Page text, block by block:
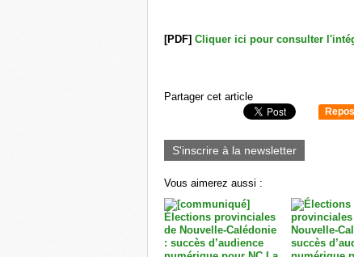
[PDF] Cliquer ici pour consulter
Partager cet article
S'inscrire à la newsletter
Vous aimerez aussi :